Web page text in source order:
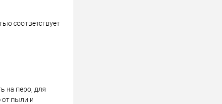
соответствует
на перо, для
от пыли и